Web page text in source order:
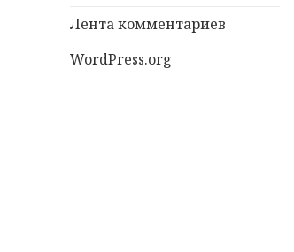
Лента комментариев
WordPress.org